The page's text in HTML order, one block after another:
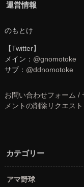
運営情報
のもとけ
【Twitter】
メイン： @gnomotoke
サブ： @ddnomotoke
お問い合わせフォーム /
メントの削除リクエス
カテゴリー
アマ野球